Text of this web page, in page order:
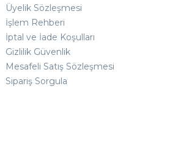
Üyelik Sözleşmesi
İşlem Rehberi
İptal ve İade Koşulları
Gizlilik Güvenlik
Mesafeli Satış Sözleşmesi
Sipariş Sorgula